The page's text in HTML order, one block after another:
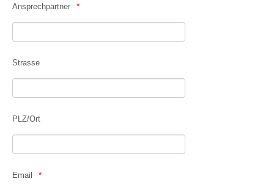
Ansprechpartner
Strasse
PLZ/Ort
Email